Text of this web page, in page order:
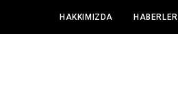
HAKKIMIZDA HABERLER